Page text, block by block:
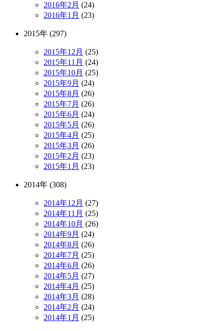
2016年2月 (24)
2016年1月 (23)
2015年 (297)
2015年12月 (25)
2015年11月 (24)
2015年10月 (25)
2015年9月 (24)
2015年8月 (26)
2015年7月 (26)
2015年6月 (24)
2015年5月 (26)
2015年4月 (25)
2015年3月 (26)
2015年2月 (23)
2015年1月 (23)
2014年 (308)
2014年12月 (27)
2014年11月 (25)
2014年10月 (26)
2014年9月 (24)
2014年8月 (26)
2014年7月 (25)
2014年6月 (26)
2014年5月 (27)
2014年4月 (25)
2014年3月 (28)
2014年2月 (24)
2014年1月 (25)